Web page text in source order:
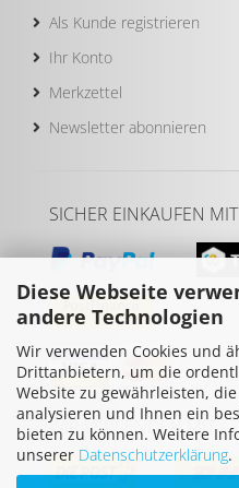
Diese Webseite
andere Technologien
Wir verwenden Cookies und
Drittanbietern, um die
Website zu gewährleisten,
analysieren und Ihnen ein
bieten zu können. Weitere
unserer Datenschutzerklärung.
Als Kunde registrieren
Ihr Konto
Merkzettel
Newsletter abonnieren
SICHER EINKAUFEN MIT
WIR VERSENDEN MIT